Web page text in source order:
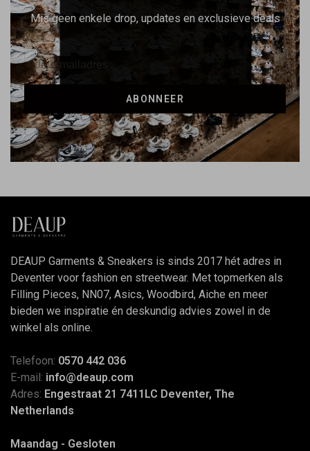
Mis geen enkele drop, updates en exclusieve deals
ABONNEER
DEAUP Garments & Sneakers is sinds 2017 hét adres in
Deventer voor fashion en streetwear. Met topmerken als
Filling Pieces, NN07, Asics, Woodbird, Aiche en meer
bieden we inspiratie én deskundig advies zowel in de
winkel als online.
Telefoon: 0570 442 036
E-mail: info@deaup.com
Adres: Engestraat 21 7411LC Deventer, The
Netherlands
Maandag - Gesloten